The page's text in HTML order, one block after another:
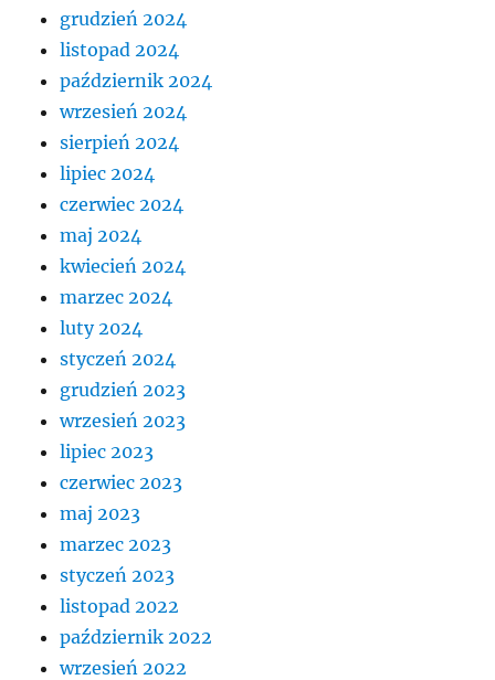
grudzień 2024
listopad 2024
październik 2024
wrzesień 2024
sierpień 2024
lipiec 2024
czerwiec 2024
maj 2024
kwiecień 2024
marzec 2024
luty 2024
styczeń 2024
grudzień 2023
wrzesień 2023
lipiec 2023
czerwiec 2023
maj 2023
marzec 2023
styczeń 2023
listopad 2022
październik 2022
wrzesień 2022